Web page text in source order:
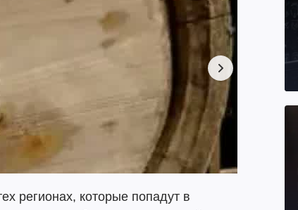
регионах, которые попадут в